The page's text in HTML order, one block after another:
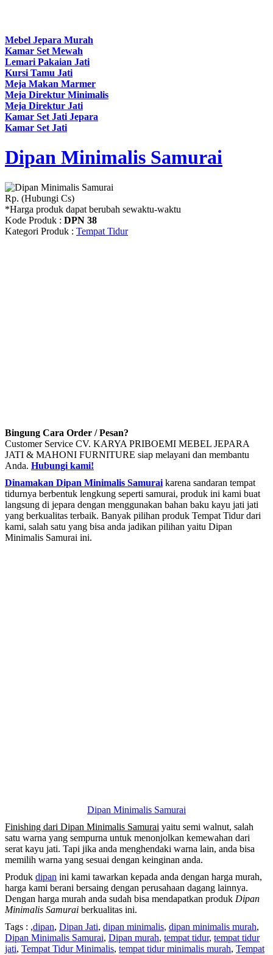
Mebel Jepara Murah
Kamar Set Mewah
Lemari Pakaian Jati
Kursi Tamu Jati
Meja Makan Marmer
Meja Direktur Minimalis
Meja Direktur Jati
Kamar Set Jati Jepara
Kamar Set Jati
Dipan Minimalis Samurai
Rp. (Hubungi Cs)
*Harga produk dapat berubah sewaktu-waktu
Kode Produk : DPN 38
Kategori Produk : Tempat Tidur
Bingung Cara Order / Pesan?
Customer Service CV. KARYA PRIBOEMI MEBEL JEPARA
JATI & MAHONI FURNITURE siap melayani dan membantu
Anda. Hubungi kami!
Dinamakan Dipan Minimalis Samurai karena sandaran tempat
tidurnya berbentuk lengkung seperti samurai, produk ini kami buat
langsung di jepara dengan menggunakan bahan baku kayu jati jati
yang berkualitas terbaik. Banyak pilihan produk Tempat Tidur dari
kami, salah satu yang bisa anda jadikan pilihan yaitu Dipan
Minimalis Samurai ini.
Dipan Minimalis Samurai
Finishing dari Dipan Minimalis Samurai yaitu semi walnut, salah
satu warna yang sempurna untuk menonjolkan kemewahan dari
serat kayu jati. Tapi jika anda menghendaki warna lain, anda bisa
memilih warna yang sesuai dengan keinginan anda.
Produk dipan ini kami tawarkan kepada anda dengan harga murah,
harga kami berani bersaing dengan perusahaan dagang lainnya.
Dengan harga murah anda sudah bisa mendapatkan produk Dipan
Minimalis Samurai berkualitas ini.
Tags : ,dipan, Dipan Jati, dipan minimalis, dipan minimalis murah,
Dipan Minimalis Samurai, Dipan murah, tempat tidur, tempat tidur
jati, Tempat Tidur Minimalis, tempat tidur minimalis murah, Tempat